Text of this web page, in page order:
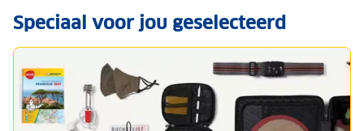
Speciaal voor jou geselecteerd